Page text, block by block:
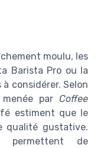
moulu, les
Barista Pro ou la
considérer. Selon
par Coffee
estiment que le
qualité gustative.
permettent de